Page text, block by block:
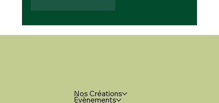
Nos Créations
Évènements